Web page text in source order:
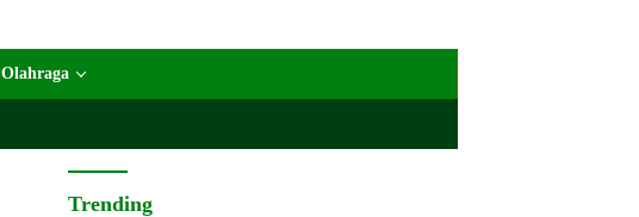
Olahraga
Trending